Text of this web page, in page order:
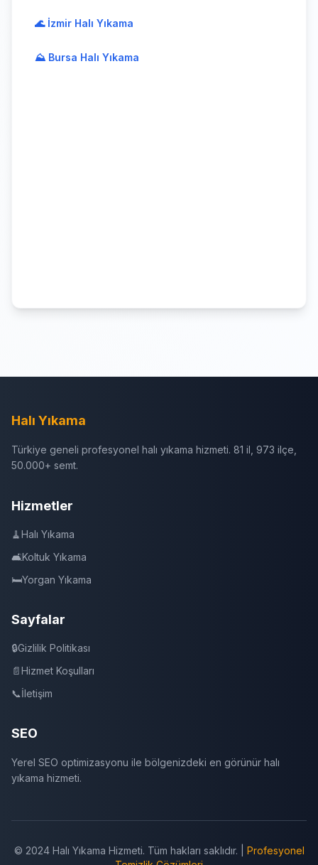
🌊 İzmir Halı Yıkama
⛰️ Bursa Halı Yıkama
Halı Yıkama
Türkiye geneli profesyonel halı yıkama hizmeti. 81 il, 973 ilçe,
50.000+ semt.
Hizmetler
🧹Halı Yıkama
🛋️Koltuk Yıkama
🛏️Yorgan Yıkama
Sayfalar
🔒Gizlilik Politikası
📄Hizmet Koşulları
📞İletişim
SEO
Yerel SEO optimizasyonu ile bölgenizdeki en görünür halı
yıkama hizmeti.
© 2024 Halı Yıkama Hizmeti. Tüm hakları saklıdır. | Profesyonel